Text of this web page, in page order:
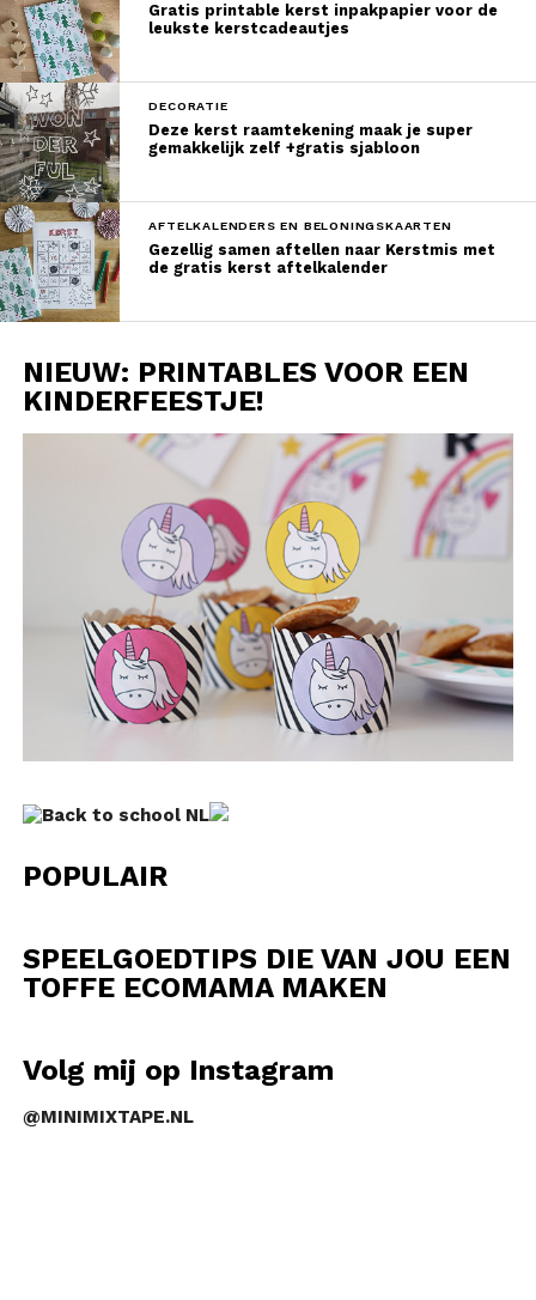
Gratis printable kerst inpakpapier voor de
leukste kerstcadeautjes
DECORATIE
Deze kerst raamtekening maak je super
gemakkelijk zelf +gratis sjabloon
AFTELKALENDERS EN BELONINGSKAARTEN
Gezellig samen aftellen naar Kerstmis met
de gratis kerst aftelkalender
NIEUW: PRINTABLES VOOR EEN
KINDERFEESTJE!
POPULAIR
SPEELGOEDTIPS DIE VAN JOU EEN
TOFFE ECOMAMA MAKEN
Volg mij op Instagram
@MINIMIXTAPE.NL